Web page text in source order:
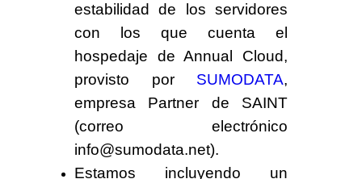
estabilidad de los servidores
con los que cuenta el
hospedaje de Annual Cloud,
provisto por SUMODATA,
empresa Partner de SAINT
(correo electrónico
info@sumodata.net).
Estamos incluyendo un